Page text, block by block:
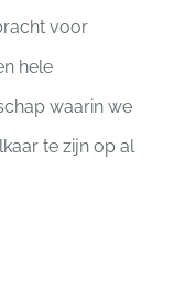
voor
hele
waarin we
te zijn op al